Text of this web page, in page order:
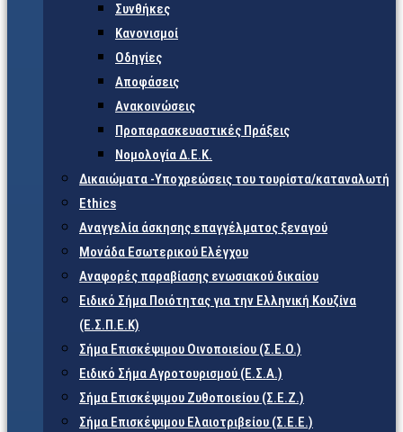
Συνθήκες
Κανονισμοί
Οδηγίες
Αποφάσεις
Ανακοινώσεις
Προπαρασκευαστικές Πράξεις
Νομολογία Δ.Ε.Κ.
Δικαιώματα -Υποχρεώσεις του τουρίστα/καταναλωτή
Ethics
Αναγγελία άσκησης επαγγέλματος ξεναγού
Μονάδα Εσωτερικού Ελέγχου
Αναφορές παραβίασης ενωσιακού δικαίου
Ειδικό Σήμα Ποιότητας για την Ελληνική Κουζίνα
(Ε.Σ.Π.Ε.Κ)
Σήμα Επισκέψιμου Οινοποιείου (Σ.Ε.Ο.)
Ειδικό Σήμα Αγροτουρισμού (Ε.Σ.Α.)
Σήμα Επισκέψιμου Ζυθοποιείου (Σ.Ε.Ζ.)
Σήμα Επισκέψιμου Ελαιοτριβείου (Σ.Ε.Ε.)